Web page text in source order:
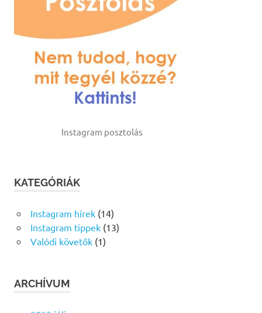
Instagram posztolás
KATEGÓRIÁK
Instagram hírek(14)
Instagram tippek(13)
Valódi követők(1)
ARCHÍVUM